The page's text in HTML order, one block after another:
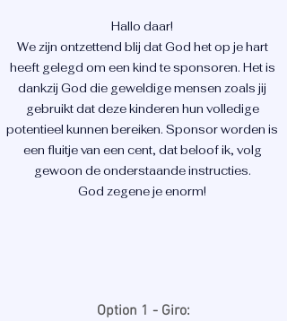
Hallo daar!
We zijn ontzettend blij dat God het op je hart
heeft gelegd om een kind te sponsoren. Het is
dankzij God die geweldige mensen zoals jij
gebruikt dat deze kinderen hun volledige
potentieel kunnen bereiken. Sponsor worden is
een fluitje van een cent, dat beloof ik, volg
gewoon de onderstaande instructies.
God zegene je enorm!
Option 1 - Giro: